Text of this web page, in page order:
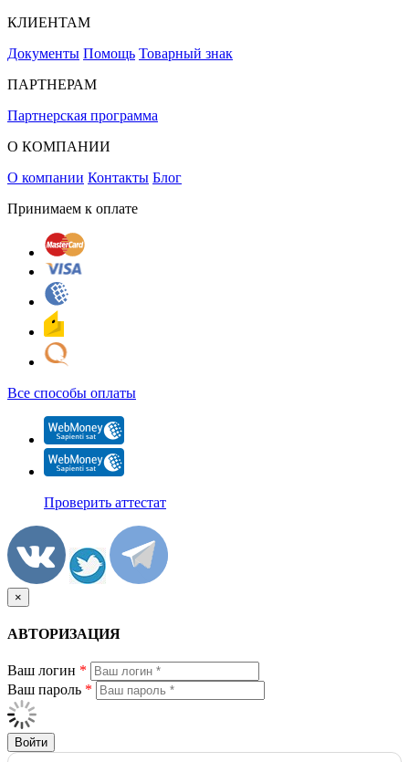
КЛИЕНТАМ
Документы Помощь Товарный знак
ПАРТНЕРАМ
Партнерская программа
О КОМПАНИИ
О компании Контакты Блог
Принимаем к оплате
Все способы оплаты
Проверить аттестат
×
АВТОРИЗАЦИЯ
Ваш логин *
Ваш пароль *
Войти